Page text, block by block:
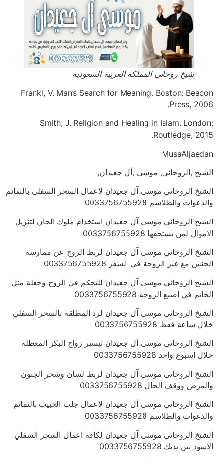
شيخ روحاني المملكة العربية السعودية
Frankl, V. Man’s Search for Meaning. Boston: Beacon
Press, 2006.
Smith, J. Religion and Healing in Islam. London:
Routledge, 2015.
MusaAljaedan
الشيخ ,الروحاني, موسى ,آل جعيدان,
الشيخ الروحاني موسى آل جعيدان لاعمال السحر السفلي بالتمائم
والدعوات والطلاسم 0033756755928
الشيخ الروحاني موسى آل جعيدان استخدام ملوك الجان لتنزيل
الاموال لمن يستحقها 0033756755928
الشيخ الروحاني موسى آل جعيدان لربط الزوج عن ممارسة
الجنس مع غير الزوجة في السفر 0033756755928
الشيخ الروحاني موسى آل جعيدان للتحكم في الزوج وجعلة مثل
الخاتم في اصبع الزوجة 0033756755928
الشيخ الروحاني موسى آل جعيدان لرد المطلقة بالسحر السفلي
خلال ساعة فقط 0033756755928
الشيخ الروحاني موسى آل جعيدان تيسير زواج البكر المعطلة
خلال اسبوع واحد 0033756755928
الشيخ الروحاني موسى آل جعيدان لربط لسان وسحر الجنون
والمرض ووقف الحال 0033756755928
الشيخ الروحاني موسى آل جعيدان لاعمال جلب الحبيب بالتمائم
والدعوات والطلاسم 0033756755928
الشيخ الروحاني موسى آل جعيدان لكافة اعمال السحر السفلي
الاسود بين يديك 0033756755928